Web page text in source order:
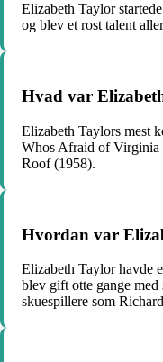
Elizabeth Taylor
og blev et rost talent
Hvad var
Elizabeth Taylors mest
Whos Afraid of Virginia
Roof (1958).
Hvordan var
Elizabeth Taylor havde
blev gift otte gange
skuespillere som